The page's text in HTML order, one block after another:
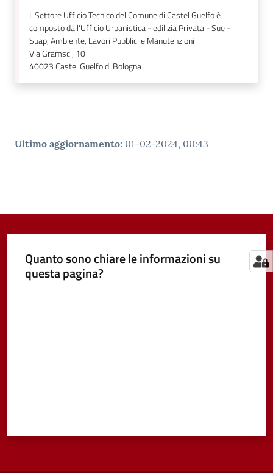
Il Settore Ufficio Tecnico del Comune di Castel Guelfo è
composto dall'Ufficio Urbanistica - edilizia Privata - Sue -
Suap, Ambiente, Lavori Pubblici e Manutenzioni
Via Gramsci, 10
40023Castel Guelfo di Bologna
Ultimo aggiornamento: 01-02-2024, 00:43
Quanto sono chiare le informazioni su
questa pagina?